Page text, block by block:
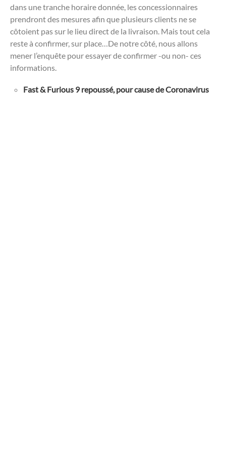
dans une tranche horaire donnée, les concessionnaires
prendront des mesures afin que plusieurs clients ne se
côtoient pas sur le lieu direct de la livraison. Mais tout cela
reste à confirmer, sur place…De notre côté, nous allons
mener l’enquête pour essayer de confirmer -ou non- ces
informations.
Fast & Furious 9 repoussé, pour cause de Coronavirus